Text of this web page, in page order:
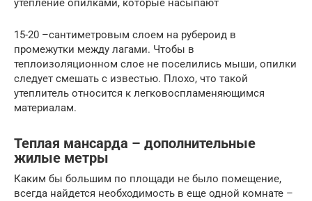
утепление опилками, которые насыпают
15-20 –сантиметровым слоем на рубероид в
промежутки между лагами. Чтобы в
теплоизоляционном слое не поселились мыши, опилки
следует смешать с известью. Плохо, что такой
утеплитель относится к легковоспламеняющимся
материалам.
Теплая мансарда – дополнительные
жилые метры
Каким бы большим по площади не было помещение,
всегда найдется необходимость в еще одной комнате –